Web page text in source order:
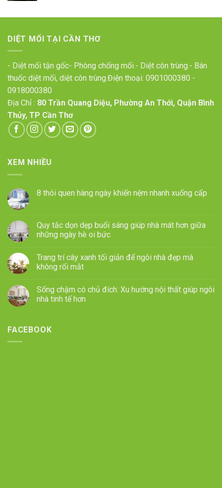
DIỆT MỐI TẠI CẦN THƠ
- Diệt mối tận gốc- Phòng chống mối.- Diệt côn trùng.- Bán
thuốc diệt mối, diệt côn trùng.Điện thoại: 0901000380 -
0918000380
Địa Chỉ : 80 Trần Quang Diệu, Phường An Thới, Quận Bình
Thủy, TP Cần Thơ
XEM NHIỀU
8 thói quen hàng ngày khiến nệm nhanh xuống cấp
Quy tắc dọn dẹp buổi sáng giúp nhà mát hơn giữa
những ngày hè oi bức
Trang trí cây xanh tối giản để ngôi nhà đẹp mà
không rối mắt
Sống chậm có chủ đích: Xu hướng nội thất giúp ngôi
nhà tinh tế hơn
FACEBOOK